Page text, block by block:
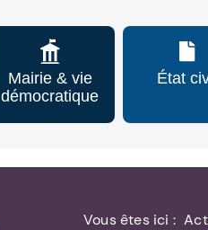
Mairie & vie
démocratique
État
Vous êtes ici :